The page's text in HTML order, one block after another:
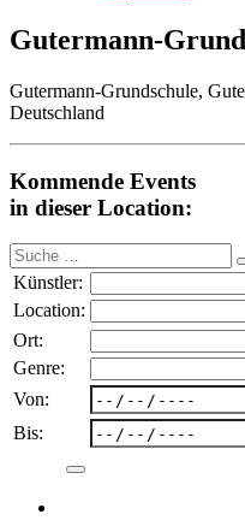
Gutermann-
Gutermann-Grundschule,
Deutschland
Kommende Events
in dieser Location:
Suche
nach:
Künstler:
Location:
Ort:
Genre:
Von:
Bis: